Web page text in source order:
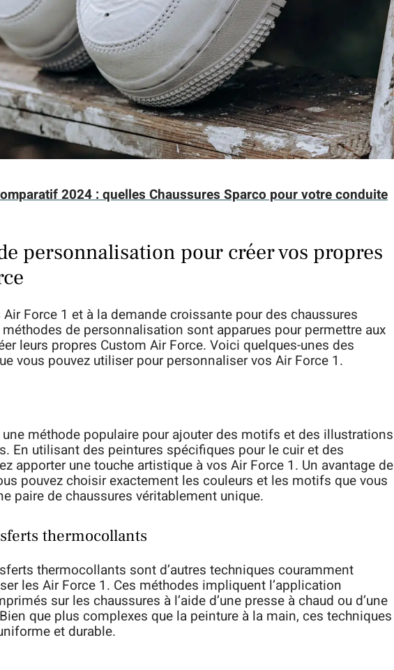
2024 : quelles Chaussures Sparco pour votre conduite
personnalisation pour créer vos propres
Force 1 et à la demande croissante pour des chaussures
de personnalisation sont apparues pour permettre aux
leurs propres Custom Air Force. Voici quelques-unes des
vous pouvez utiliser pour personnaliser vos Air Force 1.
méthode populaire pour ajouter des motifs et des illustrations
En utilisant des peintures spécifiques pour le cuir et des
apporter une touche artistique à vos Air Force 1. Un avantage de
pouvez choisir exactement les couleurs et les motifs que vous
paire de chaussures véritablement unique.
thermocollants
thermocollants sont d’autres techniques couramment
les Air Force 1. Ces méthodes impliquent l’application
sur les chaussures à l’aide d’une presse à chaud ou d’une
que plus complexes que la peinture à la main, ces techniques
et durable.